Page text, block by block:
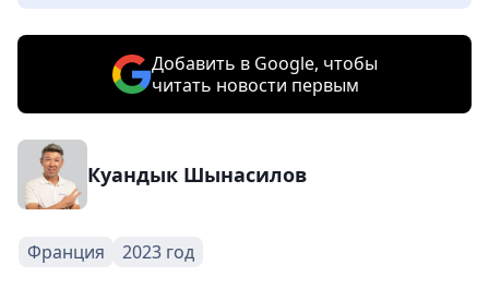
Добавить в Google, чтобы
читать новости первым
Куандык Шынасилов
Франция 2023 год